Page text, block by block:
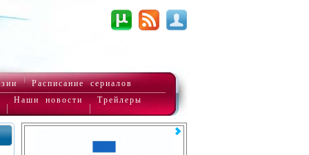
Расписание сериалов
Наши новости Трейлеры